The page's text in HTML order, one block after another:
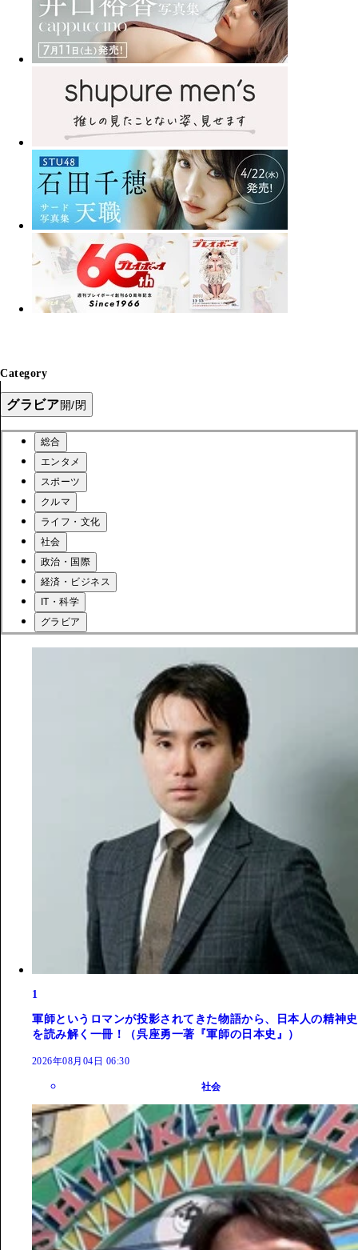
Category
グラビア開/閉
総合
エンタメ
スポーツ
クルマ
ライフ・文化
社会
政治・国際
経済・ビジネス
IT・科学
グラビア
1
軍師というロマンが投影されてきた物語から、日本人の精神史
を読み解く一冊！（呉座勇一著『軍師の日本史』）
2026年08月04日 06:30
社会